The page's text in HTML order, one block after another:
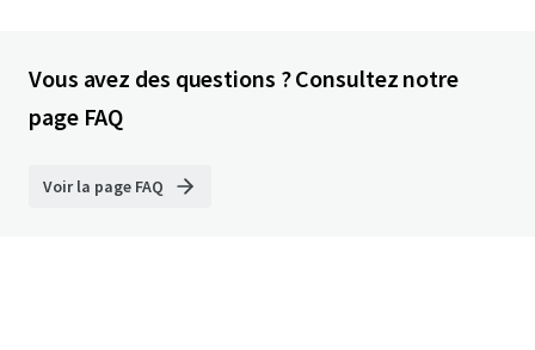
Vous avez des questions ? Consultez notre
page FAQ
Voir la page FAQ